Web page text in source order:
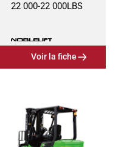
22 000-22 000LBS
Voir la fiche